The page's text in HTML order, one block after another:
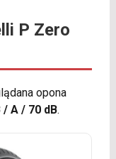
P Zero
opona
/ A / 70 dB.